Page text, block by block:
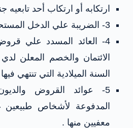
ارتكابه أو ارتكاب أحد تابعيه
3- الضريبة علي الدخل المستحقة طبقاً لهذا القانون .
4- العائد المسدد علي
الائتمان والخصم المعلن
السنة الميلادية التي تنتهي
5- عوائد القروض
المدفوعة لأشخاص طبيعين
معفيين منها .